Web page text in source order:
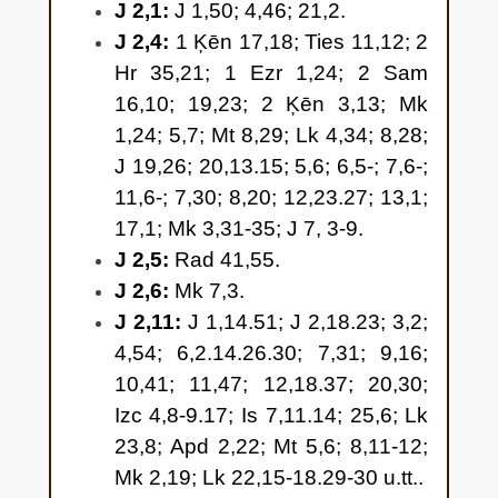
to zināja, – tad mielasta pārraugs
sauc līgavaini 10 un viņam
sacīja: “Ikviens cilvēks vispirms
liek priekšā labo vīnu, un, kad
viesi ieskurbuši, tad sliktāko, bet
tu esi pataupījis labo vīnu līdz
šim.” 11 Tā Galilejas Kānā Jēzus
sāka darīt zīmes, atklādams
savu godību, un viņa mācekļi
ticēja viņam.
J 2,1: J 1,50; 4,46; 21,2.
J 2,4: 1 Ķēn 17,18; Ties 11,12; 2
Hr 35,21; 1 Ezr 1,24; 2 Sam
16,10; 19,23; 2 Ķēn 3,13; Mk
1,24; 5,7; Mt 8,29; Lk 4,34; 8,28;
J 19,26; 20,13.15; 5,6; 6,5-; 7,6-;
11,6-; 7,30; 8,20; 12,23.27; 13,1;
17,1; Mk 3,31-35; J 7, 3-9.
J 2,5: Rad 41,55.
J 2,6: Mk 7,3.
J 2,11: J 1,14.51; J 2,18.23; 3,2;
4,54; 6,2.14.26.30; 7,31; 9,16;
10,41; 11,47; 12,18.37; 20,30;
Izc 4,8-9.17; Is 7,11.14; 25,6; Lk
23,8; Apd 2,22; Mt 5,6; 8,11-12;
Mk 2,19; Lk 22,15-18.29-30 u.tt..